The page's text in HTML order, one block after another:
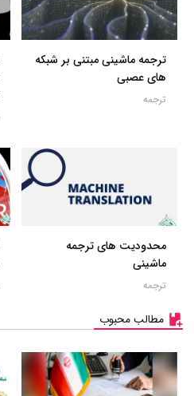
ترجمه ماشینی مبتنی بر شبکه
های عصبی
ترجمه
محدودیت های ترجمه
ماشینی
ترجمه
مطالب محبوب